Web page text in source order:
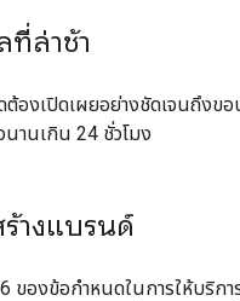
ที่ล่าช้า
ต้องเปิดเผยอย่างชัดเจนถึง
นานเกิน 24 ชั่วโมง
ร้างแบรนด์
6 ของข้อกำหนดในการให้บ